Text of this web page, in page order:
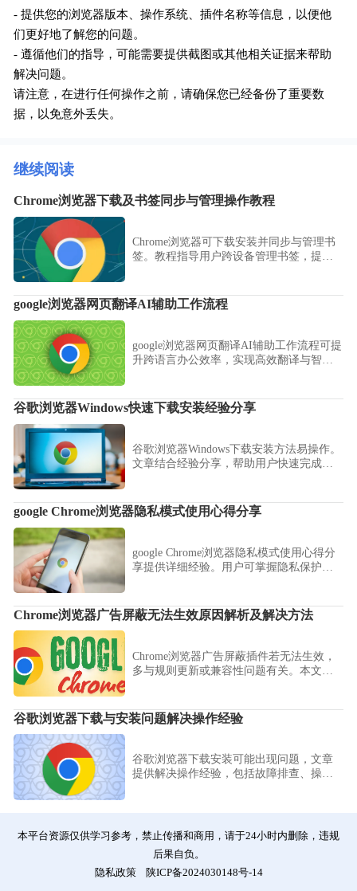
- 提供您的浏览器版本、操作系统、插件名称等信息，以便他
们更好地了解您的问题。
- 遵循他们的指导，可能需要提供截图或其他相关证据来帮助
解决问题。
请注意，在进行任何操作之前，请确保您已经备份了重要数
据，以免意外丢失。
继续阅读
Chrome浏览器下载及书签同步与管理操作教程
Chrome浏览器可下载安装并同步与管理书
签。教程指导用户跨设备管理书签，提高
google浏览器网页翻译AI辅助工作流程
google浏览器网页翻译AI辅助工作流程可提
升跨语言办公效率，实现高效翻译与智能
谷歌浏览器Windows快速下载安装经验分享
谷歌浏览器Windows下载安装方法易操作。
文章结合经验分享，帮助用户快速完成下
google Chrome浏览器隐私模式使用心得分享
google Chrome浏览器隐私模式使用心得分
享提供详细经验。用户可掌握隐私保护技
Chrome浏览器广告屏蔽无法生效原因解析及解决方法
Chrome浏览器广告屏蔽插件若无法生效，
多与规则更新或兼容性问题有关。本文解
谷歌浏览器下载与安装问题解决操作经验
谷歌浏览器下载安装可能出现问题，文章
提供解决操作经验，包括故障排查、操作
本平台资源仅供学习参考，禁止传播和商用，请于24小时内删除，违规
后果自负。
隐私政策
陕ICP备2024030148号-14